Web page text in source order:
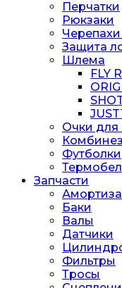
Перчатки
Рюкзаки
Защита
Шлема
FLY
Очки
Футболки
Запчасти
Баки
Валы
Датчики
Фильтры
Тросы